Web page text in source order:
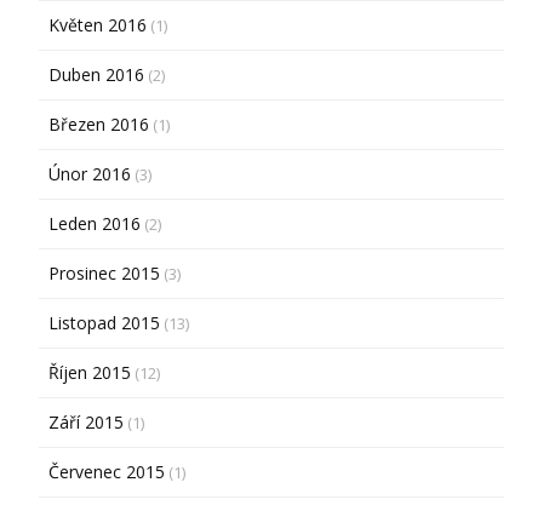
Květen 2016 (1)
Duben 2016 (2)
Březen 2016 (1)
Únor 2016 (3)
Leden 2016 (2)
Prosinec 2015 (3)
Listopad 2015 (13)
Říjen 2015 (12)
Září 2015 (1)
Červenec 2015 (1)